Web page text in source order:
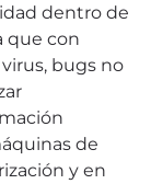
dentro de
que con
bugs no
de
y en